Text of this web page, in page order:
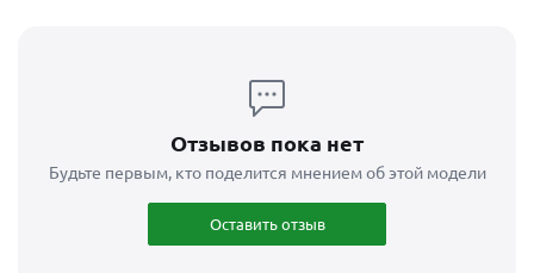
Отзывов пока нет
Будьте первым, кто поделится мнением об этой модели
Оставить отзыв